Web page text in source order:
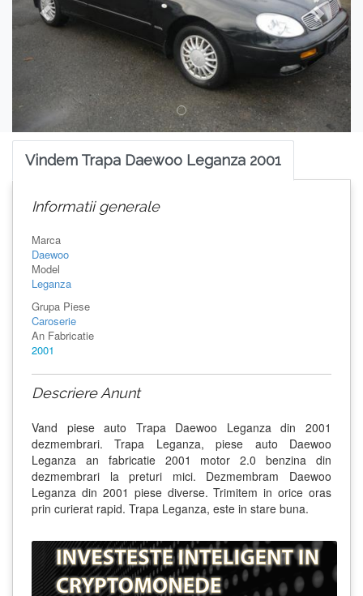
Vindem Trapa Daewoo Leganza 2001
Informatii generale
Marca
Daewoo
Model
Leganza
Grupa Piese
Caroserie
An Fabricatie
2001
Descriere Anunt
Vand piese auto Trapa Daewoo Leganza din 2001
dezmembrari. Trapa Leganza, piese auto Daewoo
Leganza an fabricatie 2001 motor 2.0 benzina din
dezmembrari la preturi mici. Dezmembram Daewoo
Leganza din 2001 piese diverse. Trimitem in orice oras
prin curierat rapid. Trapa Leganza, este in stare buna.